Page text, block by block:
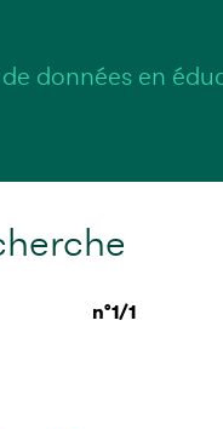
de données en
n°1/1